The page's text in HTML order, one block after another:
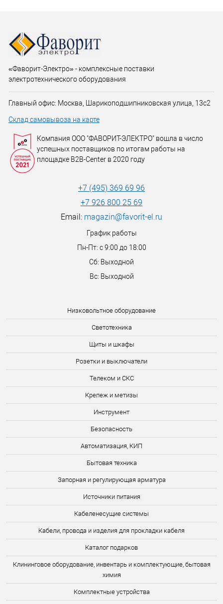
Низковольтное оборудование
Светотехника
Щиты и шкафы
Розетки и выключатели
Телеком и СКС
Крепеж и метизы
Инструмент
Безопасность
Автоматизация, КИП
Бытовая техника
Запорная и регулирующая арматура
Источники питания
Кабеленесущие системы
Кабели, провода и изделия для прокладки кабеля
Каталог подарков
Клининговое оборудование, инвентарь и комплектующие, бытовая
химия
Комплектные устройства
«Фаворит-Электро» - комплексные поставки
электротехнического оборудования
Главный офис: Москва, Шарикоподшипниковская улица, 13с2
Склад самовывоза на карте
Компания ООО "ФАВОРИТ-ЭЛЕКТРО" вошла в число
успешных поставщиков по итогам работы на
площадке B2B-Center в 2020 году
+7 (495) 369 69 96
+7 926 800 25 69
Email: magazin@favorit-el.ru
График работы
Пн-Пт: с 9:00 до 18:00
Сб: Выходной
Вс: Выходной